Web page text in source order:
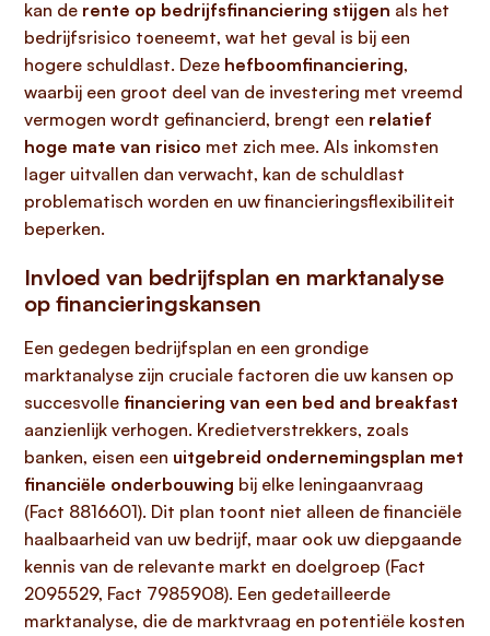
kan de rente op bedrijfsfinanciering stijgen als het
bedrijfsrisico toeneemt, wat het geval is bij een
hogere schuldlast. Deze hefboomfinanciering,
waarbij een groot deel van de investering met vreemd
vermogen wordt gefinancierd, brengt een relatief
hoge mate van risico met zich mee. Als inkomsten
lager uitvallen dan verwacht, kan de schuldlast
problematisch worden en uw financieringsflexibiliteit
beperken.
Invloed van bedrijfsplan en marktanalyse
op financieringskansen
Een gedegen bedrijfsplan en een grondige
marktanalyse zijn cruciale factoren die uw kansen op
succesvolle financiering van een bed and breakfast
aanzienlijk verhogen. Kredietverstrekkers, zoals
banken, eisen een uitgebreid ondernemingsplan met
financiële onderbouwing bij elke leningaanvraag
(Fact 8816601). Dit plan toont niet alleen de financiële
haalbaarheid van uw bedrijf, maar ook uw diepgaande
kennis van de relevante markt en doelgroep (Fact
2095529, Fact 7985908). Een gedetailleerde
marktanalyse, die de marktvraag en potentiële kosten